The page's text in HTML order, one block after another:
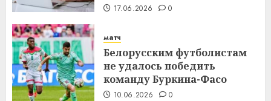
17.06.2026 0
матч
Белорусским футболистам
не удалось победить
команду Буркина-Фасо
10.06.2026 0